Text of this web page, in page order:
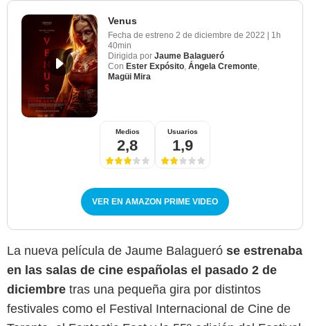
Venus
Fecha de estreno 2 de diciembre de 2022 | 1h
40min
Dirigida por Jaume Balagueró
Con Ester Expósito Ángela Cremonte
Magüi Mira
Medios
2,8
Usuarios
1,9
VER EN AMAZON PRIME VIDEO
La nueva película de Jaume Balagueró se estrenaba
en las salas de cine españolas el pasado 2 de
diciembre tras una pequeña gira por distintos
festivales como el Festival Internacional de Cine de